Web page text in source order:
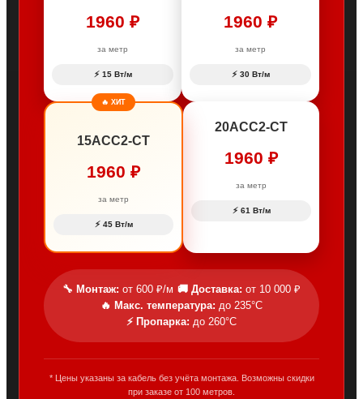
1960 ₽
за метр
⚡ 15 Вт/м
1960 ₽
за метр
⚡ 30 Вт/м
🔥 ХИТ
15АСС2-CT
1960 ₽
за метр
⚡ 45 Вт/м
20АСС2-CT
1960 ₽
за метр
⚡ 61 Вт/м
🔧 Монтаж: от 600 ₽/м 🚚 Доставка: от 10 000 ₽
🔥 Макс. температура: до 235°C
⚡ Пропарка: до 260°C
* Цены указаны за кабель без учёта монтажа. Возможны скидки
при заказе от 100 метров.